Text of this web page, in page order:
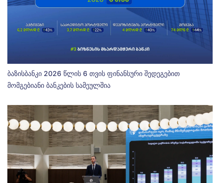
ბაზისბანკი 2026 წლის 6 თვის ფინანსური შედეგებით
მომგებიანი ბანკების სამეულშია